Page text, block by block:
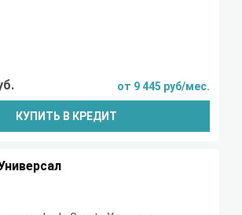
от 9 445 руб/мес.
КУПИТЬ В КРЕДИТ